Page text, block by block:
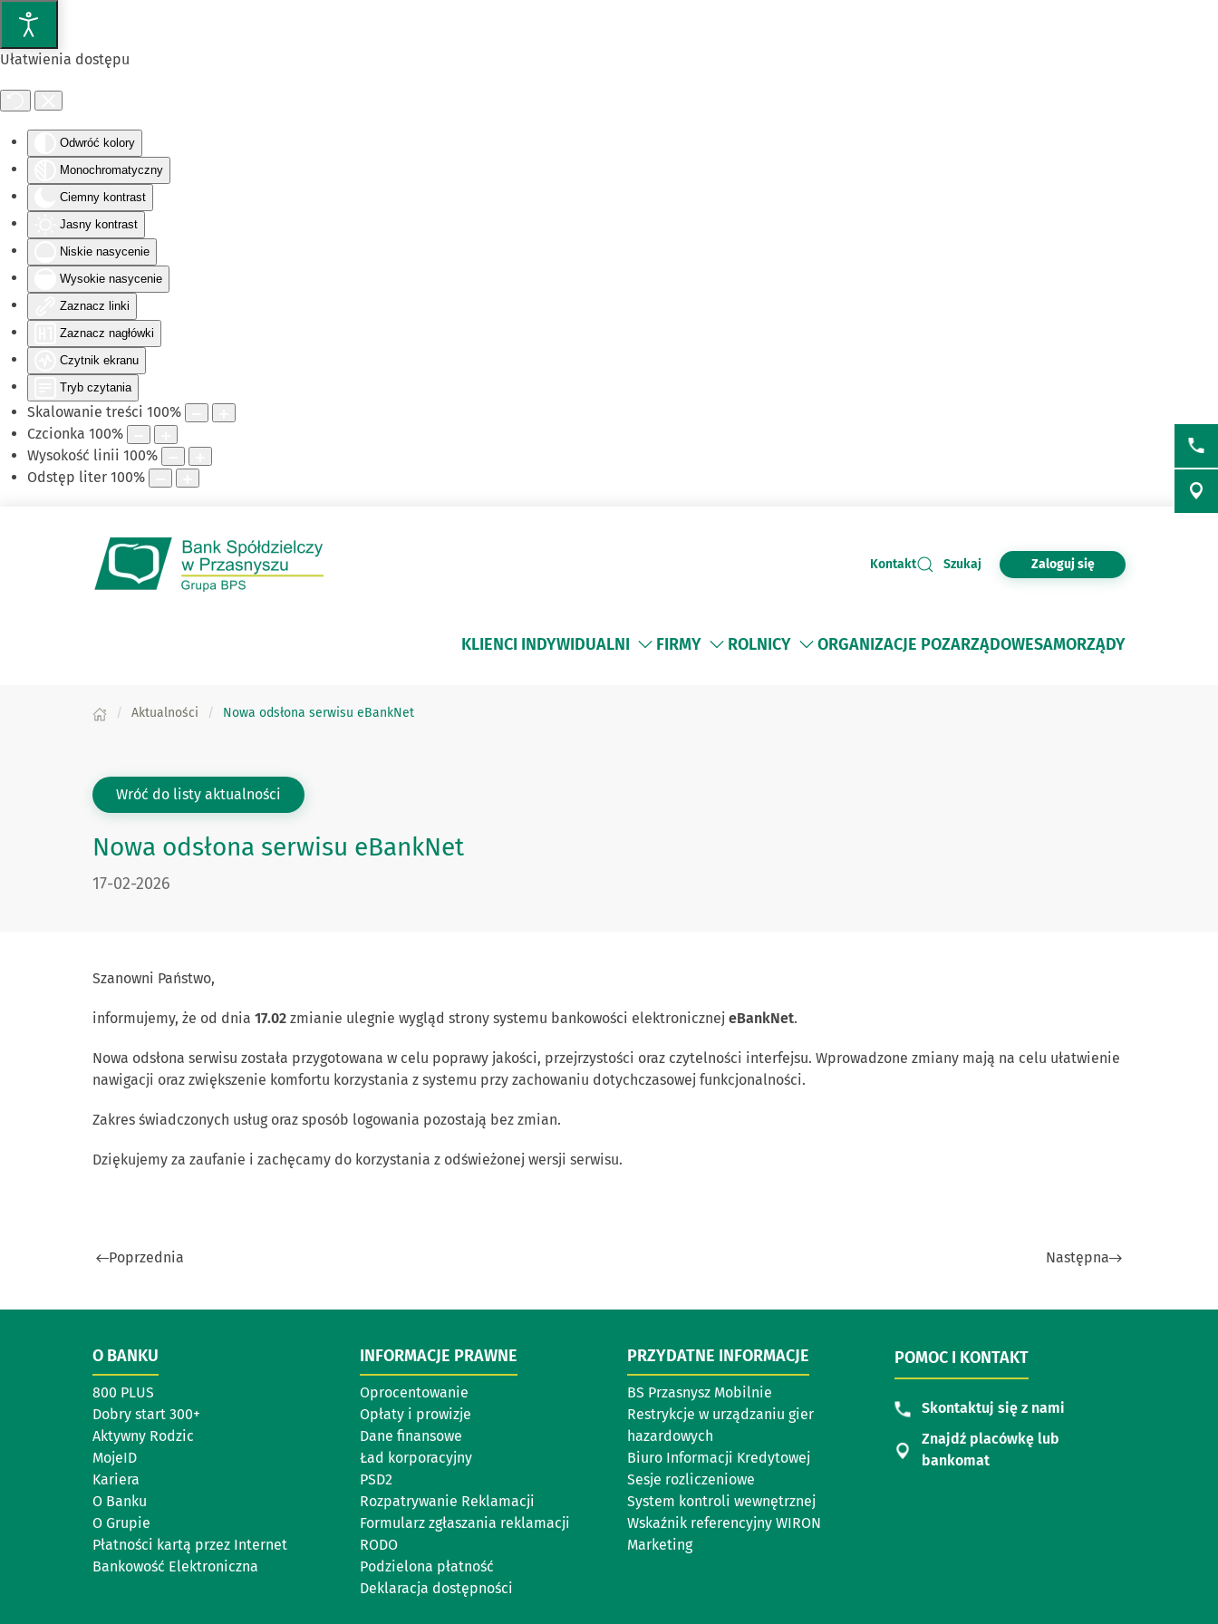
Ułatwienia dostępu
Odwróć kolory
Monochromatyczny
Ciemny kontrast
Jasny kontrast
Niskie nasycenie
Wysokie nasycenie
Zaznacz linki
Zaznacz nagłówki
Czytnik ekranu
Tryb czytania
Skalowanie treści 100%
Czcionka 100%
Wysokość linii 100%
Odstęp liter 100%
Przejdź do głównej treści
Kontakt Szukaj Zaloguj się
KLIENCI INDYWIDUALNI FIRMY ROLNICY ORGANIZACJE POZARZĄDOWESAMORZĄDY
Aktualności Nowa odsłona serwisu eBankNet
Wróć do listy aktualności
Nowa odsłona serwisu eBankNet
DATA PUBLIKACJI:
17-02-2026
Szanowni Państwo,
informujemy, że od dnia 17.02 zmianie ulegnie wygląd strony systemu bankowości elektronicznej eBankNet.
Nowa odsłona serwisu została przygotowana w celu poprawy jakości, przejrzystości oraz czytelności interfejsu. Wprowadzone zmiany mają na celu ułatwienie
nawigacji oraz zwiększenie komfortu korzystania z systemu przy zachowaniu dotychczasowej funkcjonalności.
Zakres świadczonych usług oraz sposób logowania pozostają bez zmian.
Dziękujemy za zaufanie i zachęcamy do korzystania z odświeżonej wersji serwisu.
Poprzednia Następna
O BANKU
800 PLUS
Dobry start 300+
Aktywny Rodzic
MojeID
Kariera
O Banku
O Grupie
Płatności kartą przez Internet
Bankowość Elektroniczna
INFORMACJE PRAWNE
Oprocentowanie
Opłaty i prowizje
Dane finansowe
Ład korporacyjny
PSD2
Rozpatrywanie Reklamacji
Formularz zgłaszania reklamacji
RODO
Podzielona płatność
Deklaracja dostępności
PRZYDATNE INFORMACJE
BS Przasnysz Mobilnie
Restrykcje w urządzaniu gier
hazardowych
Biuro Informacji Kredytowej
Sesje rozliczeniowe
System kontroli wewnętrznej
Wskaźnik referencyjny WIRON
Marketing
POMOC I KONTAKT
Skontaktuj się z nami
Znajdź placówkę lub
bankomat